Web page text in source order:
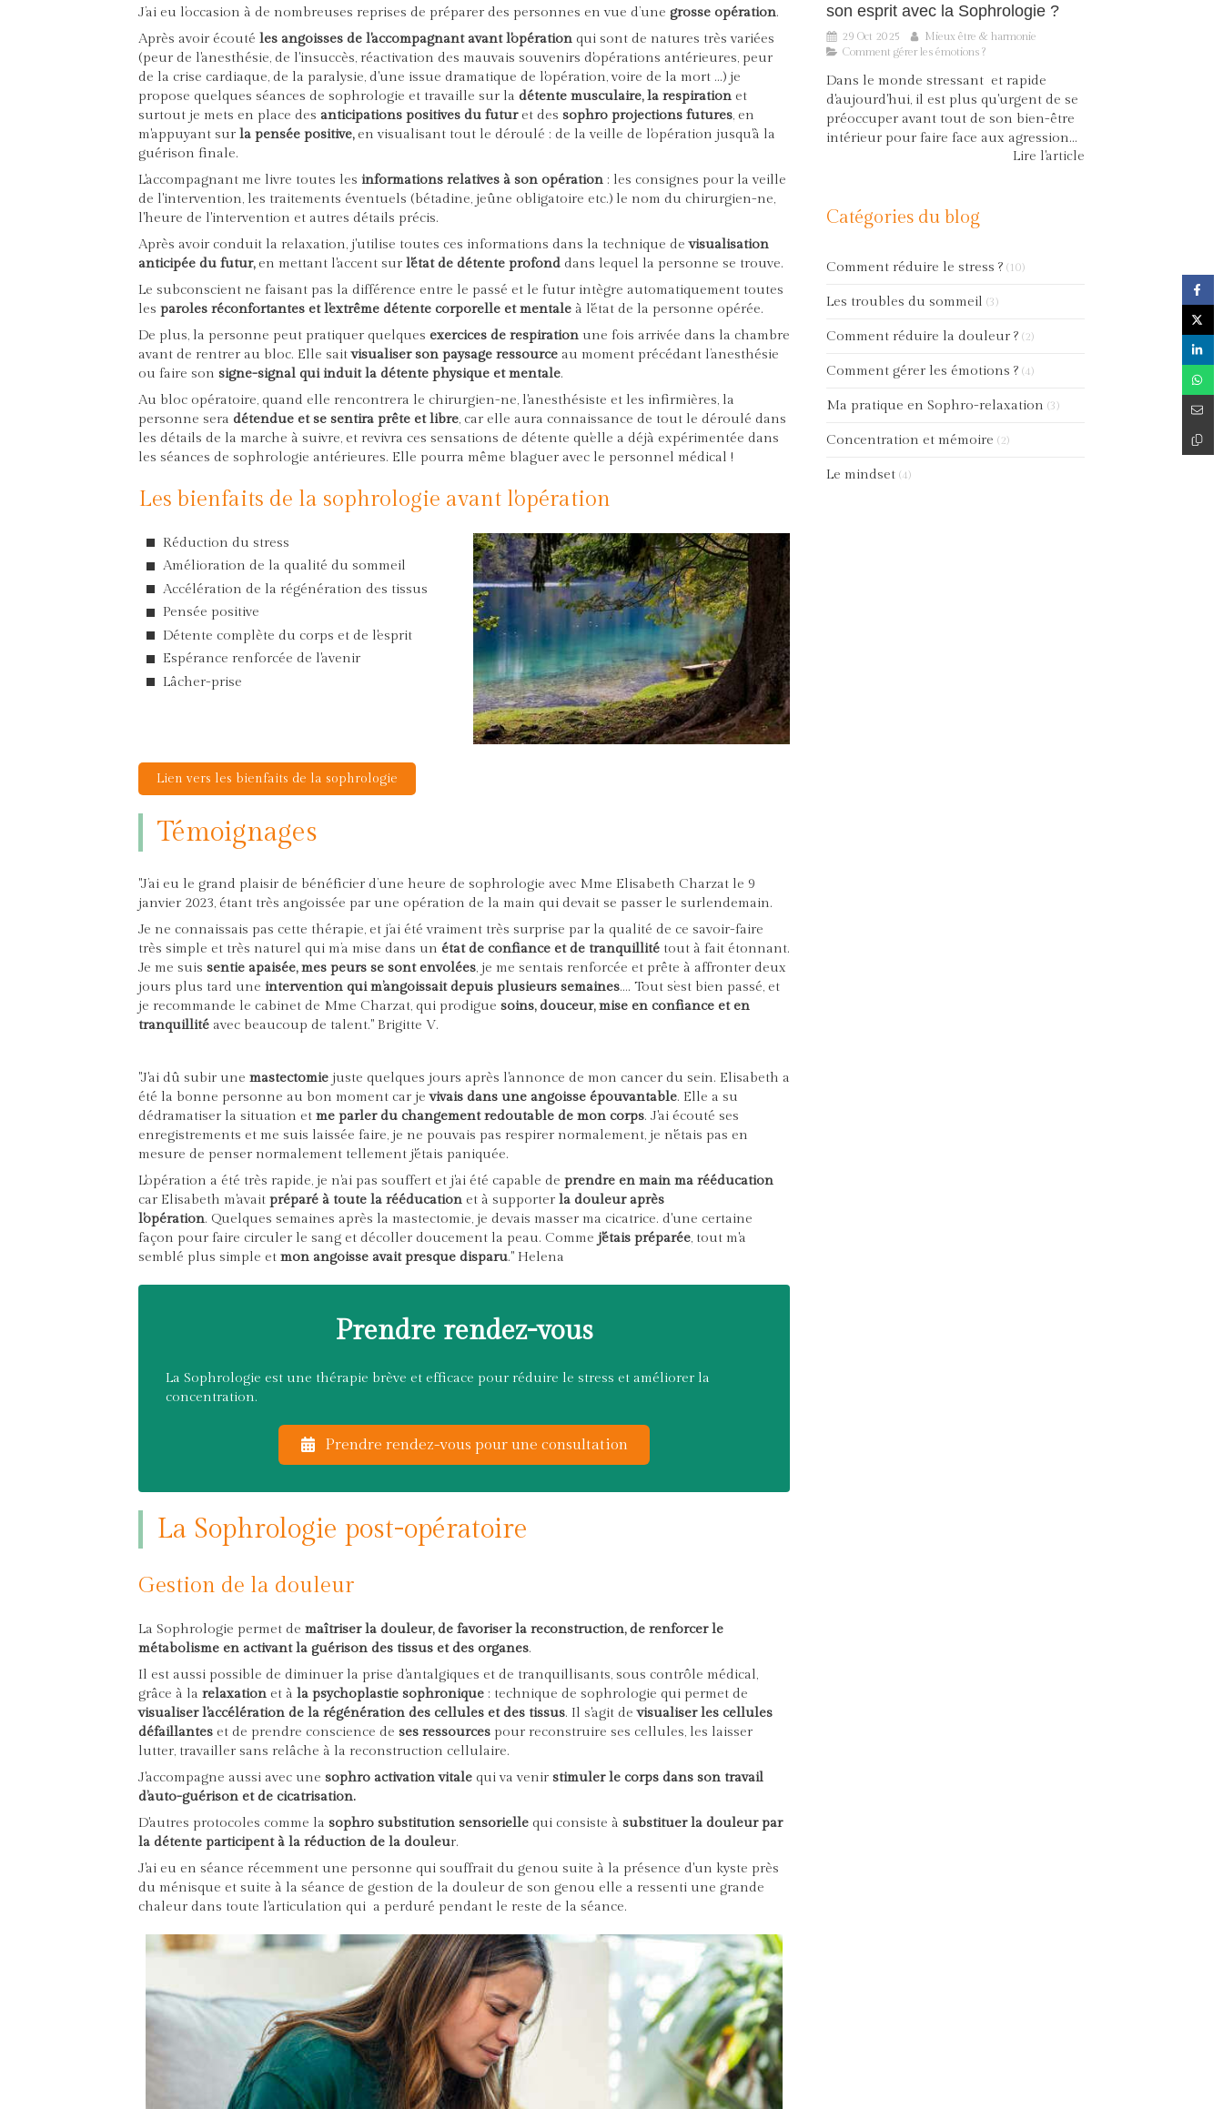
J’ai eu l’occasion à de nombreuses reprises de préparer des personnes en vue d’une grosse opération.
Après avoir écouté les angoisses de l'accompagnant avant l'opération qui sont de natures très variées
(peur de l'anesthésie, de l'insuccès, réactivation des mauvais souvenirs d'opérations antérieures, peur
de la crise cardiaque, de la paralysie, d'une issue dramatique de l'opération, voire de la mort ...) je
propose quelques séances de sophrologie et travaille sur la détente musculaire, la respiration et
surtout je mets en place des anticipations positives du futuret des sophro projections futures, en
m'appuyant sur la pensée positive,en visualisant tout le déroulé : de la veille de l'opération jusqu'à la
guérison finale.
L'accompagnant me livre toutes les informations relatives à son opération : les consignes pour la veille
de l'intervention, les traitements éventuels (bétadine, jeûne obligatoire etc.) le nom du chirurgien-ne,
l'heure de l'intervention et autres détails précis.
Après avoir conduit la relaxation, j'utilise toutes ces informations dans la technique devisualisation
anticipée du futur,en mettant l'accent sur l'état de détente profond dans lequel la personne se trouve.
Le subconscient ne faisant pas la différence entre le passé et le futur intègre automatiquement toutes
les paroles réconfortantes et l'extrême détente corporelle et mentale à l'état de la personne opérée.
De plus, la personne peut pratiquer quelques exercices de respiration une fois arrivée dans la chambre
avant de rentrer au bloc. Elle saitvisualiser son paysage ressource au moment précédant l’anesthésie
ou faire son signe-signal qui induit la détente physique et mentale.
Au bloc opératoire, quand elle rencontrera le chirurgien-ne, l'anesthésiste et les infirmières, la
personne sera détendue et se sentira prête et libre, car elle aura connaissance de tout le déroulé dans
les détails de la marche à suivre, et revivra ces sensations de détente qu'elle a déjà expérimentée dans
les séances de sophrologie antérieures. Elle pourra même blaguer avec le personnel médical !
Les bienfaits de la sophrologie avant l'opération
Réduction du stress
Amélioration de la qualité du sommeil
Accélération de la régénération des tissus
Pensée positive
Détente complète du corps et de l'esprit
Espérance renforcée de l'avenir
Lâcher-prise
Lien vers les bienfaits de la sophrologie
Témoignages
"J’ai eu le grand plaisir de bénéficier d’une heure de sophrologie avec Mme Elisabeth Charzat le 9
janvier 2023, étant très angoissée par une opération de la main qui devait se passer le surlendemain.
Je ne connaissais pas cette thérapie, et j’ai été vraiment très surprise par la qualité de ce savoir-faire
très simple et très naturel qui m’a mise dans un état de confiance et de tranquillité tout à fait étonnant.
Je me suis sentie apaisée, mes peurs se sont envolées, je me sentais renforcée et prête à affronter deux
jours plus tard une intervention qui m’angoissait depuis plusieurs semaines…. Tout s’est bien passé, et
je recommande le cabinet de Mme Charzat, qui prodigue soins, douceur, mise en confiance et en
tranquillité avec beaucoup de talent." Brigitte V.
"J'ai dû subir une mastectomie juste quelques jours après l'annonce de mon cancer du sein. Elisabeth a
été la bonne personne au bon moment car je vivais dans une angoisse épouvantable. Elle a su
dédramatiser la situation et me parler du changement redoutable de mon corps. J'ai écouté ses
enregistrements et me suis laissée faire, je ne pouvais pas respirer normalement, je n'étais pas en
mesure de penser normalement tellement j'étais paniquée.
L'opération a été très rapide, je n'ai pas souffert et j'ai été capable de prendre en main ma rééducation
car Elisabeth m'avait préparé à toute la rééducation et à supporter la douleur après
l'opération. Quelques semaines après la mastectomie, je devais masser ma cicatrice. d'une certaine
façon pour faire circuler le sang et décoller doucement la peau. Comme j'étais préparée, tout m'a
semblé plus simple et mon angoisse avait presque disparu." Helena
Prendre rendez-vous
La Sophrologie est une thérapie brève et efficace pour réduire le stress et améliorer la
concentration.
Prendre rendez-vous pour une consultation
La Sophrologie post-opératoire
Gestion de la douleur
La Sophrologie permet de maîtriser la douleur, de favoriser la reconstruction, de renforcer le
métabolisme en activant la guérison des tissus et des organes.
Il est aussi possible de diminuer la prise d'antalgiques et de tranquillisants, sous contrôle médical,
grâce à la relaxation et à la psychoplastie sophronique : technique de sophrologie qui permet de
visualiser l'accélération de la régénération des cellules et des tissus. Il s'agit devisualiser les cellules
défaillantes et de prendre conscience de ses ressources pour reconstruire ses cellules, les laisser
lutter, travailler sans relâche à la reconstruction cellulaire.
J'accompagne aussi avec une sophro activation vitale qui va venir stimuler le corps dans son travail
d’auto-guérison et de cicatrisation.
D'autres protocoles comme la sophro substitution sensorielle qui consiste à substituer la douleur par
la détente participent à la réduction de la douleur.
J'ai eu en séance récemment une personne qui souffrait du genou suite à la présence d'un kyste près
du ménisque et suite à la séance de gestion de la douleur de son genou elle a ressenti une grande
chaleur dans toute l'articulation qui a perduré pendant le reste de la séance.
son esprit avec la Sophrologie ?
29 Oct 2025
Mieux être & harmonie
Comment gérer les émotions ?
Dans le monde stressant et rapide
d'aujourd'hui, il est plus qu'urgent de se
préoccuper avant tout de son bien-être
intérieur pour faire face aux agression...
Lire l'article
Catégories du blog
Comment réduire le stress ? (10)
Les troubles du sommeil (3)
Comment réduire la douleur ? (2)
Comment gérer les émotions ? (4)
Ma pratique en Sophro-relaxation (3)
Concentration et mémoire (2)
Le mindset (4)